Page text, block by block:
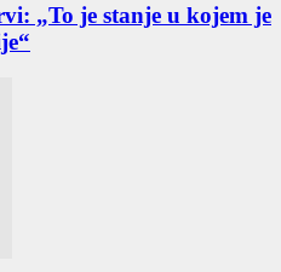
„To je stanje u kojem je